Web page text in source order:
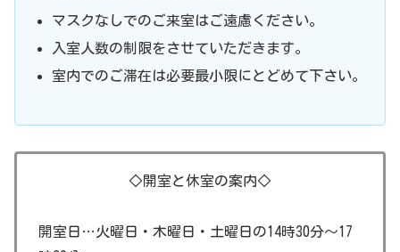
マスクなしでのご来室はご遠慮ください。
入室人数の制限をさせていただきます。
室内でのご滞在は必要最小限にとどめて下さい。
◇開室と休室の案内◇
開室日…火曜日・木曜日・土曜日の14時30分～17